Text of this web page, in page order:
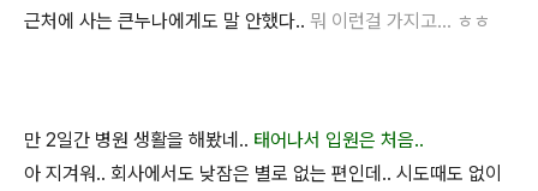
근처에 사는 큰누나에게도 말 안했다.. 뭐 이런걸 가지고... ㅎㅎ
만 2일간 병원 생활을 해봤네.. 태어나서 입원은 처음..
아 지겨워.. 회사에서도 낮잠은 별로 없는 편인데.. 시도때도 없이